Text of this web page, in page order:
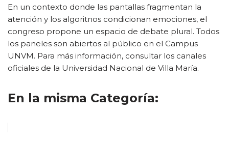
En un contexto donde las pantallas fragmentan la
atención y los algoritnos condicionan emociones, el
congreso propone un espacio de debate plural. Todos
los paneles son abiertos al público en el Campus
UNVM. Para más información, consultar los canales
oficiales de la Universidad Nacional de Villa María.
En la misma Categoría: